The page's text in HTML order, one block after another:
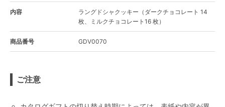
内容
ラングドシャクッキー（ダークチョコレート 14
枚、ミルクチョコレート16 枚）
商品番号 GDV0070
ご注意